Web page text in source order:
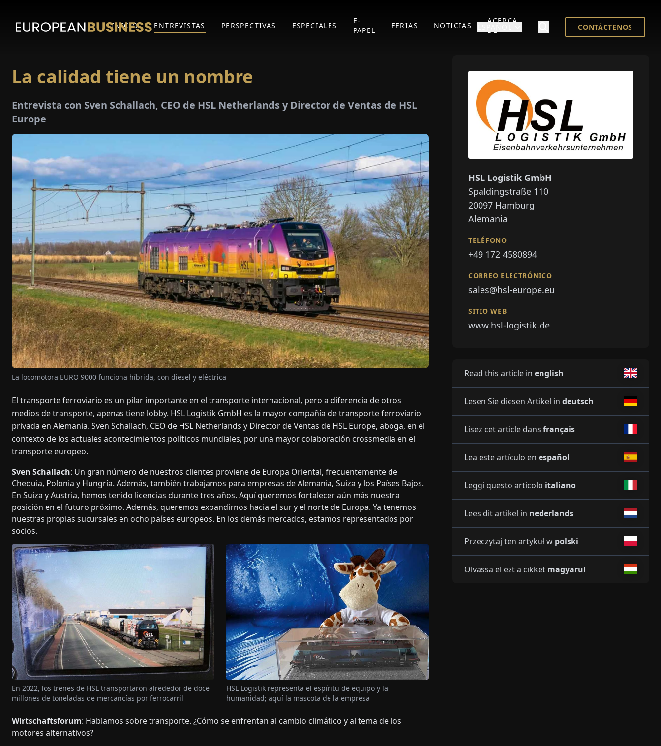
INICIO ENTREVISTAS PERSPECTIVAS ESPECIALES
E-
PAPEL
FERIAS NOTICIAS
ACERCA
DE
CONTÁCTENOS
La calidad tiene un nombre
Entrevista con Sven Schallach, CEO de HSL Netherlands y Director de Ventas de HSL
Europe
La locomotora EURO 9000 funciona híbrida, con diesel y eléctrica
El transporte ferroviario es un pilar importante en el transporte internacional, pero a diferencia de otros
medios de transporte, apenas tiene lobby. HSL Logistik GmbH es la mayor compañía de transporte ferroviario
privada en Alemania. Sven Schallach, CEO de HSL Netherlands y Director de Ventas de HSL Europe, aboga, en el
contexto de los actuales acontecimientos políticos mundiales, por una mayor colaboración crossmedia en el
transporte europeo.
Sven Schallach: Un gran número de nuestros clientes proviene de Europa Oriental, frecuentemente de
Chequia, Polonia y Hungría. Además, también trabajamos para empresas de Alemania, Suiza y los Países Bajos.
En Suiza y Austria, hemos tenido licencias durante tres años. Aquí queremos fortalecer aún más nuestra
posición en el futuro próximo. Además, queremos expandirnos hacia el sur y el norte de Europa. Ya tenemos
nuestras propias sucursales en ocho países europeos. En los demás mercados, estamos representados por
socios.
En 2022, los trenes de HSL transportaron alrededor de doce
millones de toneladas de mercancías por ferrocarril
HSL Logistik representa el espíritu de equipo y la
humanidad; aquí la mascota de la empresa
Wirtschaftsforum: Hablamos sobre transporte. ¿Cómo se enfrentan al cambio climático y al tema de los
motores alternativos?
HSL Logistik GmbH
Spaldingstraße 110
20097 Hamburg
Alemania
TELÉFONO
+49 172 4580894
CORREO ELECTRÓNICO
sales@hsl-europe.eu
SITIO WEB
www.hsl-logistik.de
Read this article in english
Lesen Sie diesen Artikel in deutsch
Lisez cet article dans français
Lea este artículo en español
Leggi questo articolo italiano
Lees dit artikel in nederlands
Przeczytaj ten artykuł w polski
Olvassa el ezt a cikket magyarul